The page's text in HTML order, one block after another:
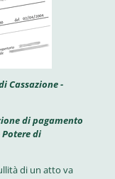
Cassazione -
di pagamento
Potere di
di un atto va